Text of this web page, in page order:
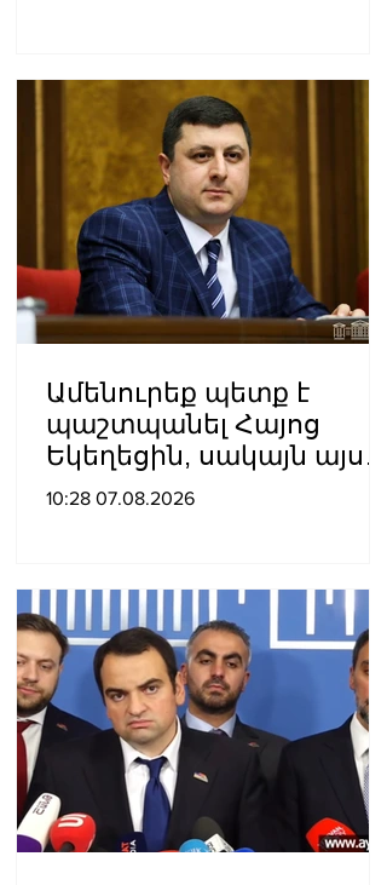
Ամենուրեք պետք է
պաշտպանել Հայոց
Եկեղեցին, սակայն այս
ամենին վերջ տալու,
իշխանափոխությունն է.
Տիգրան Աբրահամյան
10:28 07.08.2026